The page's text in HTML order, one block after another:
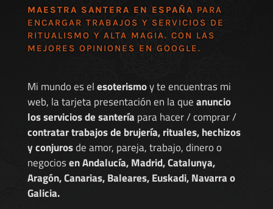
MAESTRA SANTERA EN ESPAÑA PARA
ENCARGAR TRABAJOS Y SERVICIOS DE
RITUALISMO Y ALTA MAGIA. CON LAS
MEJORES OPINIONES EN GOOGLE.
Mi mundo es elesoterismoy te encuentras mi
web, la tarjeta presentación en la queanuncio
los servicios de santería para hacer / comprar /
contratar trabajos de brujería, rituales, hechizos
y conjurosde amor, pareja, trabajo, dinero o
negociosen Andalucía, Madrid, Catalunya,
Aragón, Canarias, Baleares, Euskadi, Navarra o
Galicia.